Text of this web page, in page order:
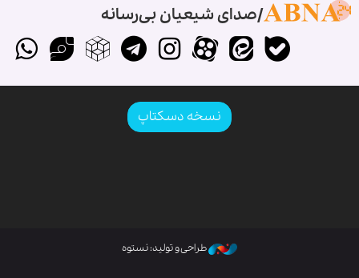
صدای شیعیان بی‌رسانه
نسخه دسکتاپ
طراحی و تولید: نستوه